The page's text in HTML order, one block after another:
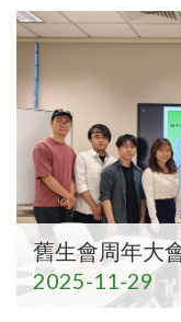
舊生會周年大
2025-11-29